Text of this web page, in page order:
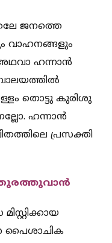
ജനത്തെ
വാഹനങ്ങളും
ഹന്നാൻ
തൊട്ടു കുരിശു
ഹന്നാൻ
പ്രസക്തി
തുരത്തുവാൻ
പൈശാചിക